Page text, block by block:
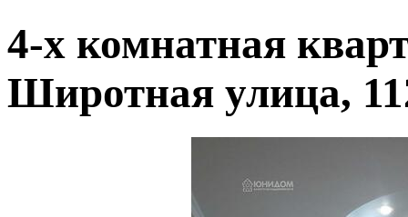
4-х комнатная
Широтная улица,